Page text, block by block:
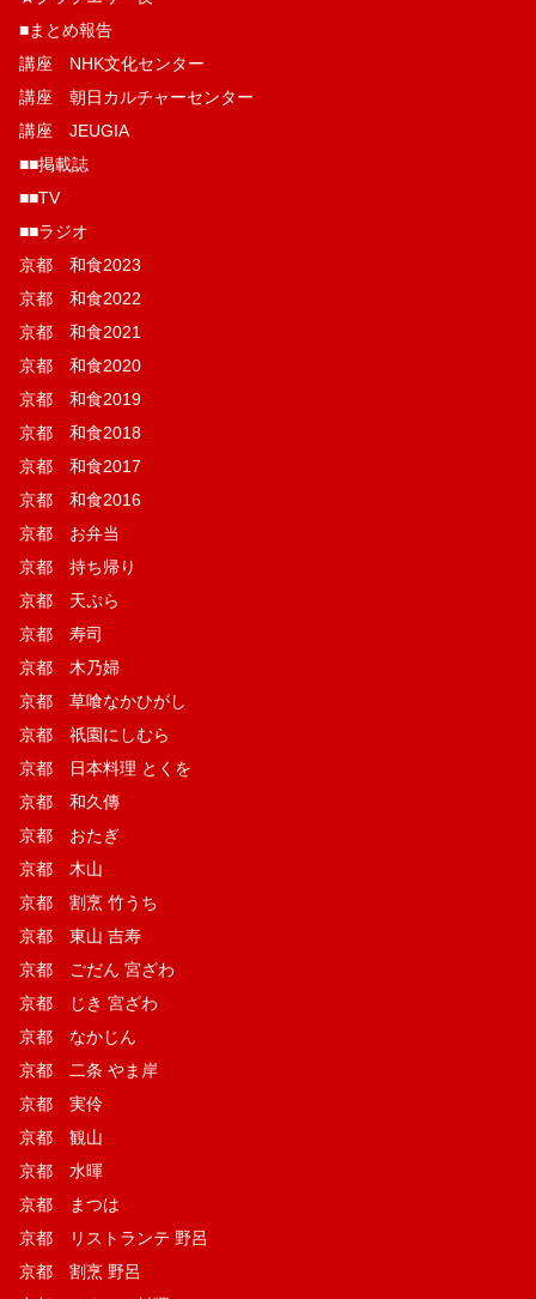
■まとめ報告
講座 NHK文化センター
講座 朝日カルチャーセンター
講座 JEUGIA
■■掲載誌
■■TV
■■ラジオ
京都 和食2023
京都 和食2022
京都 和食2021
京都 和食2020
京都 和食2019
京都 和食2018
京都 和食2017
京都 和食2016
京都 お弁当
京都 持ち帰り
京都 天ぷら
京都 寿司
京都 木乃婦
京都 草喰なかひがし
京都 祇園にしむら
京都 日本料理 とくを
京都 和久傳
京都 おたぎ
京都 木山
京都 割烹 竹うち
京都 東山 吉寿
京都 ごだん 宮ざわ
京都 じき 宮ざわ
京都 なかじん
京都 二条 やま岸
京都 実伶
京都 観山
京都 水暉
京都 まつは
京都 リストランテ 野呂
京都 割烹 野呂